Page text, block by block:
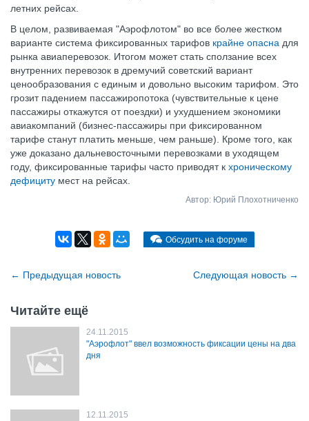
летних рейсах.
В целом, развиваемая "Аэрофлотом" во все более жестком
варианте система фиксированных тарифов крайне опасна для
рынка авиаперевозок. Итогом может стать сползание всех
внутренних перевозок в дремучий советский вариант
ценообразования с единым и довольно высоким тарифом. Это
грозит падением пассажиропотока (чувствительные к цене
пассажиры откажутся от поездки) и ухудшением экономики
авиакомпаний (бизнес-пассажиры при фиксированном
тарифе станут платить меньше, чем раньше). Кроме того, как
уже доказано дальневосточными перевозками в уходящем
году, фиксированные тарифы часто приводят к хроническому
дефициту мест на рейсах.
Автор: Юрий Плохотниченко
Обсудить на форуме
← Предыдущая новость Cледующая новость →
Читайте ещё
24.11.2015
"Аэрофлот" ввел возможность фиксации цены на два
дня
12.11.2015